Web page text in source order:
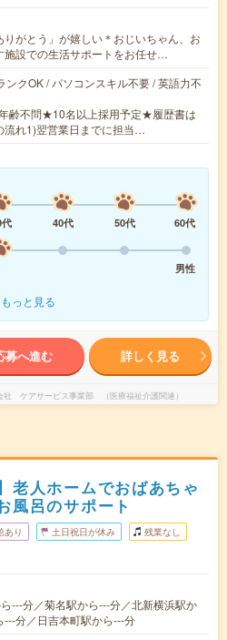
りがとう」が嬉しい＊おじいちゃん、お
施設での生活サポートをお任せ…
ンクOK / パソコンスキル不要 / 英語力不
齢不問★10名以上採用予定★履歴書は
れ1)翌営業日までに担当…
40代 50代
60代
男性
もっと見る
募へ進む 詳しく見る
社 ケアサービス事業部 （医療福祉介護関連）
老人ホームでおばあちゃ
風呂のサポート
あり 土日祝日が休み 残業なし
---分／菊名駅から---分／北新横浜駅か
---分／日吉本町駅から---分